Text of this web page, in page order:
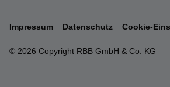
© 2026 Copyright RBB GmbH & Co. KG
Impressum Datenschutz Cookie-